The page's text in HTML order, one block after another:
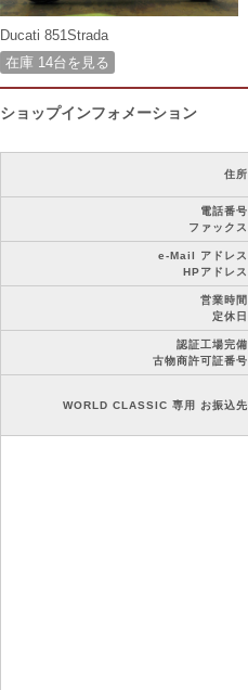
Ducati 851Strada
在庫 14台を見る
ショップインフォメーション
住所
電話番号
ファックス
e-Mail アドレス
HPアドレス
営業時間
定休日
認証工場完備
古物商許可証番号
WORLD CLASSIC 専用 お振込先